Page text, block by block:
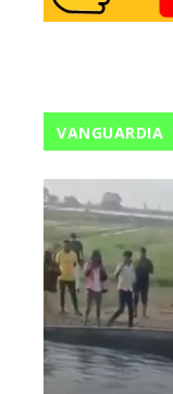
VANGUARDIA